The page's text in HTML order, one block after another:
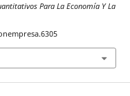
Para La Economía Y La